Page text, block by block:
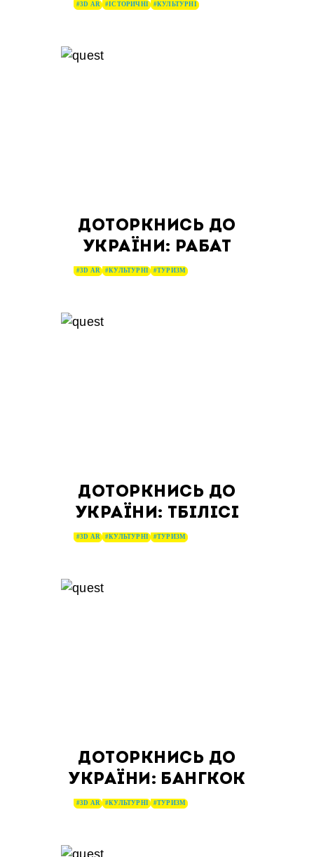
#3D AR #ІСТОРИЧНІ #КУЛЬТУРНІ
ДОТОРКНИСЬ ДО
УКРАЇНИ: РАБАТ
#3D AR #КУЛЬТУРНІ #ТУРИЗМ
ДОТОРКНИСЬ ДО
УКРАЇНИ: ТБІЛІСІ
#3D AR #КУЛЬТУРНІ #ТУРИЗМ
ДОТОРКНИСЬ ДО
УКРАЇНИ: БАНГКОК
#3D AR #КУЛЬТУРНІ #ТУРИЗМ